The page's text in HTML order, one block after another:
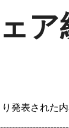
発表された